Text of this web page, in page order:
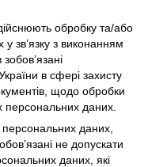
обробку та/або
зв’язку з виконанням
в сфері захисту
щодо обробки
персональних даних.
даних,
не допускати
даних, які